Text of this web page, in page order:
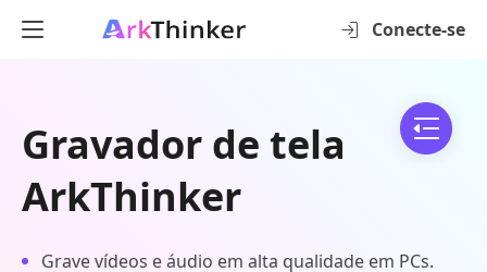
Conecte-se
Gravador de tela
ArkThinker
Grave vídeos e áudio em alta qualidade em PCs.